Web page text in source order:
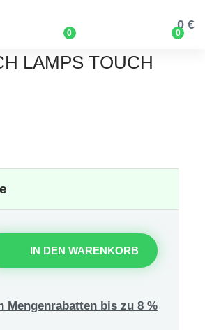
0 0
0 €
LAMPS TOUCH
IN DEN WARENKORB
Mengenrabatten bis zu 8 %